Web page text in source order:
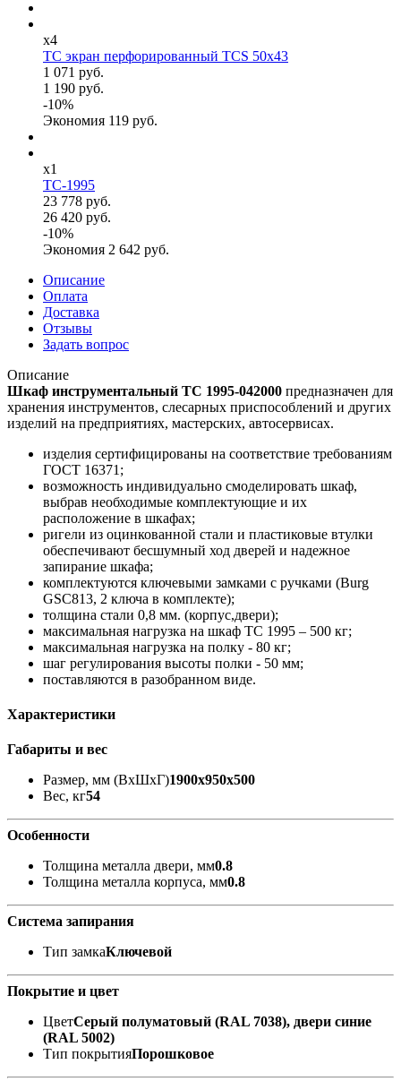
x4
TC экран перфорированный TCS 50x43
1 071 руб.
1 190 руб.
-10%
Экономия 119 руб.
x1
TC-1995
23 778 руб.
26 420 руб.
-10%
Экономия 2 642 руб.
Описание
Оплата
Доставка
Отзывы
Задать вопрос
Описание
Шкаф инструментальный ТС 1995-042000 предназначен для
хранения инструментов, слесарных приспособлений и других
изделий на предприятиях, мастерских, автосервисах.
изделия сертифицированы на соответствие требованиям
ГОСТ 16371;
возможность индивидуально смоделировать шкаф,
выбрав необходимые комплектующие и их
расположение в шкафах;
ригели из оцинкованной стали и пластиковые втулки
обеспечивают бесшумный ход дверей и надежное
запирание шкафа;
комплектуются ключевыми замками с ручками (Burg
GSC813, 2 ключа в комплекте);
толщина стали 0,8 мм. (корпус,двери);
максимальная нагрузка на шкаф ТС 1995 – 500 кг;
максимальная нагрузка на полку - 80 кг;
шаг регулирования высоты полки - 50 мм;
поставляются в разобранном виде.
Характеристики
Габариты и вес
Размер, мм (ВхШхГ)1900x950x500
Вес, кг54
Особенности
Толщина металла двери, мм0.8
Толщина металла корпуса, мм0.8
Система запирания
Тип замкаКлючевой
Покрытие и цвет
ЦветCерый полуматовый (RAL 7038), двери синие
(RAL 5002)
Тип покрытияПорошковое